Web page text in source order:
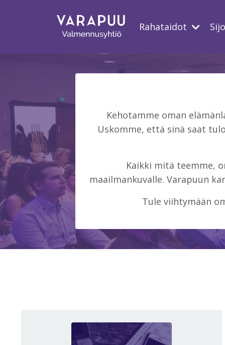
Rahataidot
Kehotamme oman
Uskomme, että sinä saat
Kaikki mitä teemme,
maailmankuvalle. Varapuun
Tule viihtymään